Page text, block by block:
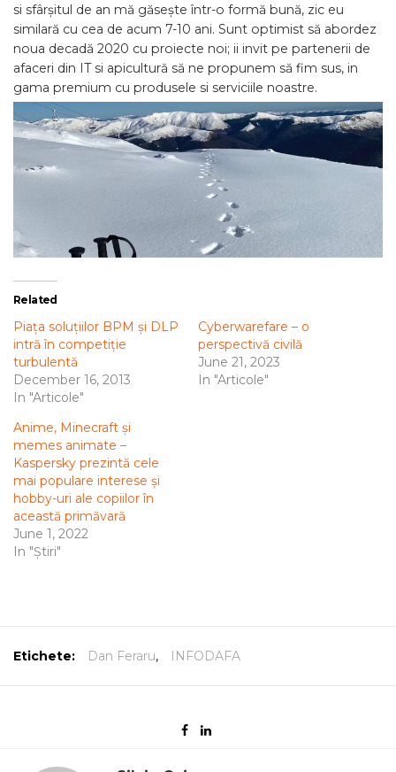
si sfârșitul de an mă găsește într-o formă bună, zic eu
similară cu cea de acum 7-10 ani. Sunt optimist să abordez
noua decadă 2020 cu proiecte noi; ii invit pe partenerii de
afaceri din IT si apicultură să ne propunem să fim sus, in
gama premium cu produsele si serviciile noastre.
Related
Piața soluțiilor BPM și DLP
intră în competiție
turbulentă
December 16, 2013
In "Articole"
Cyberwarefare – o
perspectivă civilă
June 21, 2023
In "Articole"
Anime, Minecraft și
memes animate –
Kaspersky prezintă cele
mai populare interese și
hobby-uri ale copiilor în
această primăvară
June 1, 2022
In "Știri"
Etichete: Dan Feraru, INFODAFA